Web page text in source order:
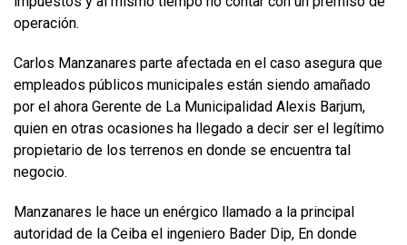
operación.
Carlos Manzanares parte afectada en el caso asegura que
empleados públicos municipales están siendo amañado
por el ahora Gerente de La Municipalidad Alexis Barjum,
quien en otras ocasiones ha llegado a decir ser el legítimo
propietario de los terrenos en donde se encuentra tal
negocio.
Manzanares le hace un enérgico llamado a la principal
autoridad de la Ceiba el ingeniero Bader Dip, En donde